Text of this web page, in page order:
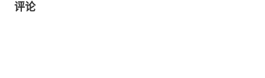
评论